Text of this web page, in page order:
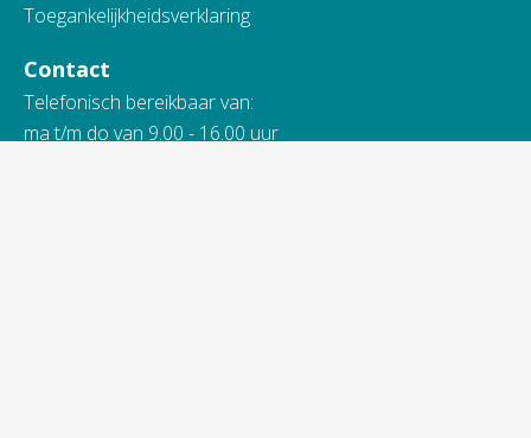
Toegankelijkheidsverklaring
Contact
Telefonisch bereikbaar van:
ma t/m do van 9.00 - 16.00 uur